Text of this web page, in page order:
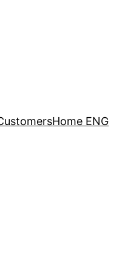
Home ENG